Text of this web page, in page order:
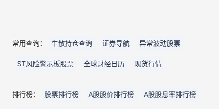
常用查询： 牛散持仓查询 证券导航 异常波动股票
ST风险警示板股票 全球财经日历 现货行情
排行榜： 股票排行榜 A股股价排行榜 A股股息率排行榜